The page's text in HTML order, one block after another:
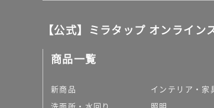
テラコッタ
キッチン
【公式】ミラタップ オンライン
商品一覧
新商品
インテリア・家